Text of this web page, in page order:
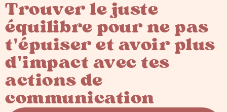
Trouver le juste
équilibre pour ne pas
t'épuiser et avoir plus
d'impact avec tes
actions de
communication